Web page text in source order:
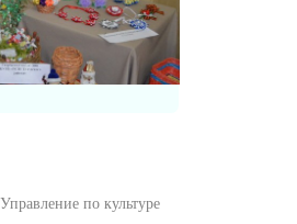
по культуре